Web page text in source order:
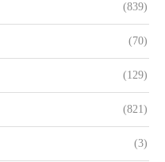
(839)
(70)
(129)
(821)
(3)